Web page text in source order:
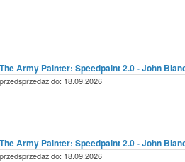
The Army Painter: Speedpaint 2.0 - John
przedsprzedaż do: 18.09.2026
The Army Painter: Speedpaint 2.0 - John
przedsprzedaż do: 18.09.2026